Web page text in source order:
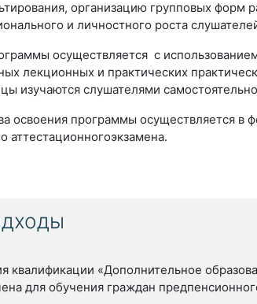
организацию групповых форм
и личностного роста
осуществляется с использованием
лекционных и практических
изучаются слушателями
программы осуществляется в
аттестационногоэкзамена.
квалификации «Дополнительное
для обучения граждан